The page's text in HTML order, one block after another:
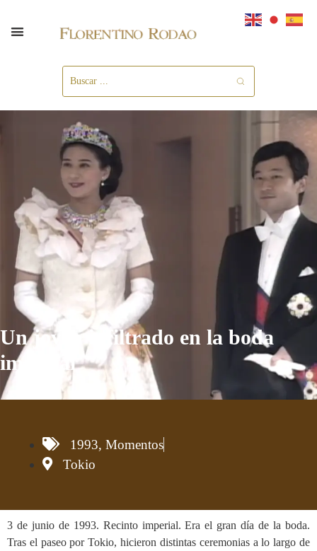
Un joven infiltrado en la boda
imperial
1993, Momentos
Tokio
3 de junio de 1993. Recinto imperial. Era el gran día de la boda.
Tras el paseo por Tokio, hicieron distintas ceremonias a lo largo de